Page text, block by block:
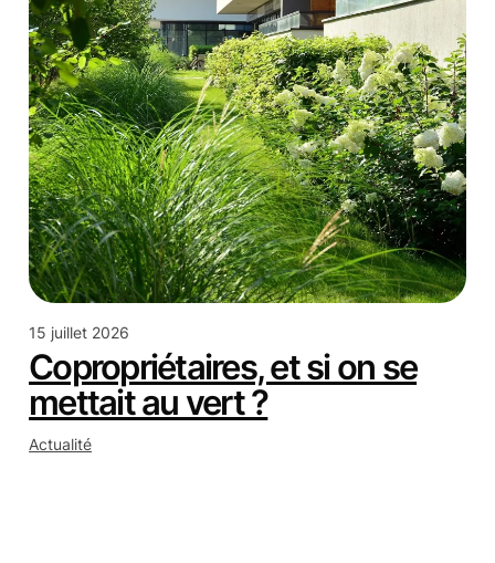
15 juillet 2026
Copropriétaires, et si on se
mettait au vert ?
Actualité